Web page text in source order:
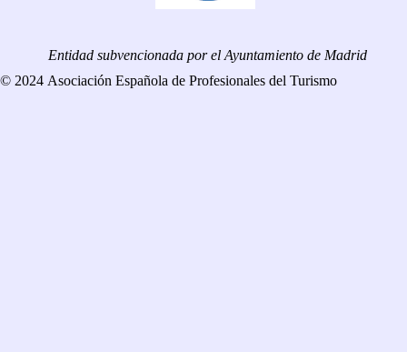
Entidad subvencionada por el Ayuntamiento de Madrid
© 2024 Asociación Española de Profesionales del Turismo